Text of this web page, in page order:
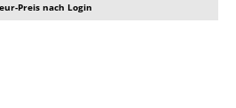
Preis nach Login